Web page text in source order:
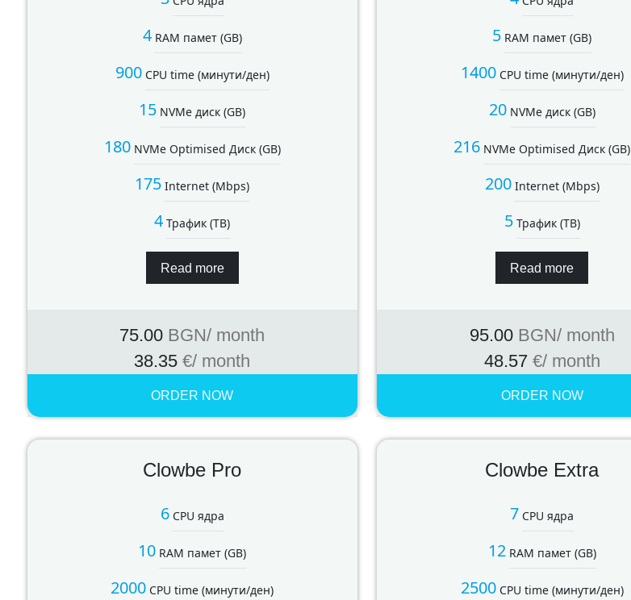
4 RAM памет (GB)
900 CPU time (минути/ден)
15 NVMe диск (GB)
180 NVMe Optimised Диск (GB)
175 Internet (Mbps)
4 Трафик (TB)
Read more
75.00 BGN/ month
38.35 €/ month
ORDER NOW
5 RAM памет (GB)
1400 CPU time (минути/ден)
20 NVMe диск (GB)
216 NVMe Optimised Диск (GB)
200 Internet (Mbps)
5 Трафик (TB)
Read more
95.00BGN/ month
48.57€/ month
ORDER NOW
Clowbe Pro
6 CPU ядра
10 RAM памет (GB)
2000 CPU time (минути/ден)
Clowbe Extra
7 CPU ядра
12 RAM памет (GB)
2500 CPU time (минути/ден)